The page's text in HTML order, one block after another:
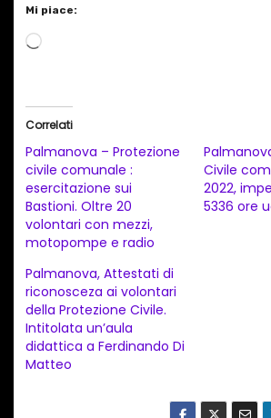
Mi piace:
C
a
m
e
n
t
o
i
n
c
Correlati
Palmanova – Protezione
civile comunale :
esercitazione sui
Bastioni. Oltre 20
volontari con mezzi,
motopompe e radio
Civile
2022,
5336 ore
Palmanova, Attestati di
riconosceza ai volontari
della Protezione Civile.
Intitolata un’aula
didattica a Ferdinando Di
Matteo